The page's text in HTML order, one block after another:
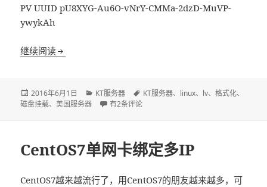
PV UUID pU8XYG-Au6O-vNrY-CMMa-2dzD-MuVP-
ywykAh
继续阅读linux下创建LV逻辑卷并挂载磁盘过程
发
布
2016年6月1日
分
类
KT服务器
标
KT服务器、 linux、 lv、格式化、
磁盘挂载、美国服务器 linux下创建LV逻辑卷并挂载磁盘过程
有2条评论
CentOS7单网卡绑定多IP
CentOS7越来越流行了，用CentOS7的朋友越来越多，可